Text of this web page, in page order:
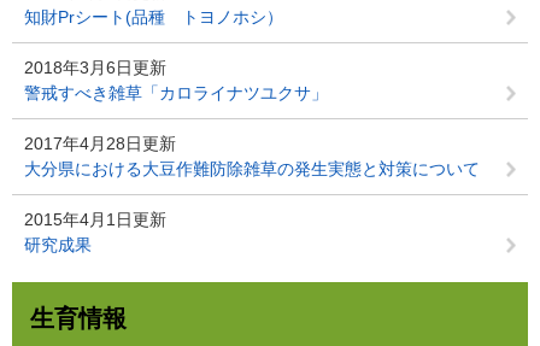
知財Prシート(品種 トヨノホシ）
2018年3月6日更新
警戒すべき雑草「カロライナツユクサ」
2017年4月28日更新
大分県における大豆作難防除雑草の発生実態と対策について
2015年4月1日更新
研究成果
生育情報